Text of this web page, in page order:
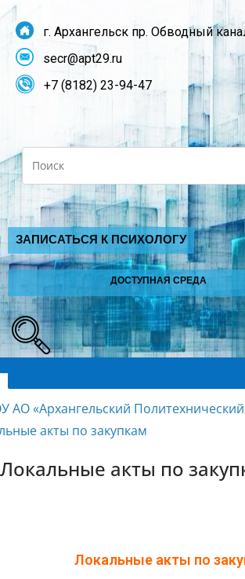
г. Архангельск пр. Обводный
secr@apt29.ru
+7 (8182) 23-94-47
Search
ЗАПИСАТЬСЯ К ПСИХОЛОГУ
ДОСТУПНАЯ СРЕДА
АО «Архангельский
акты по закупкам
Локальные акты по
Локальные акты по